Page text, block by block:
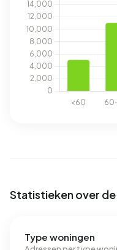
Statistieken over
Type woningen